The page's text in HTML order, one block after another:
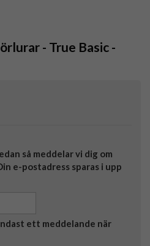
- True Basic -
så meddelar vi dig om
e-postadress sparas i upp
ett meddelande när